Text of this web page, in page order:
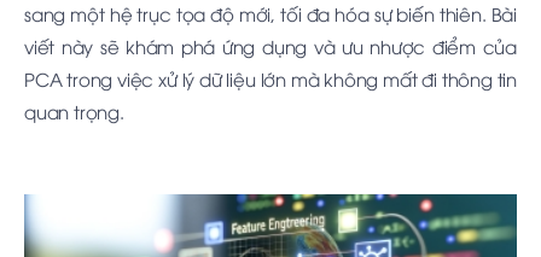
sang một hệ trục tọa độ mới, tối đa hóa sự biến thiên. Bài
viết này sẽ khám phá ứng dụng và ưu nhược điểm của
PCA trong việc xử lý dữ liệu lớn mà không mất đi thông tin
quan trọng.